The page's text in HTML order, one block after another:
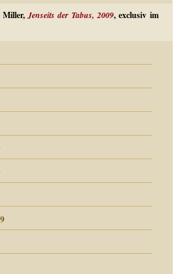
Miller,Jenseits der Tabus, 2009, exclusiv im